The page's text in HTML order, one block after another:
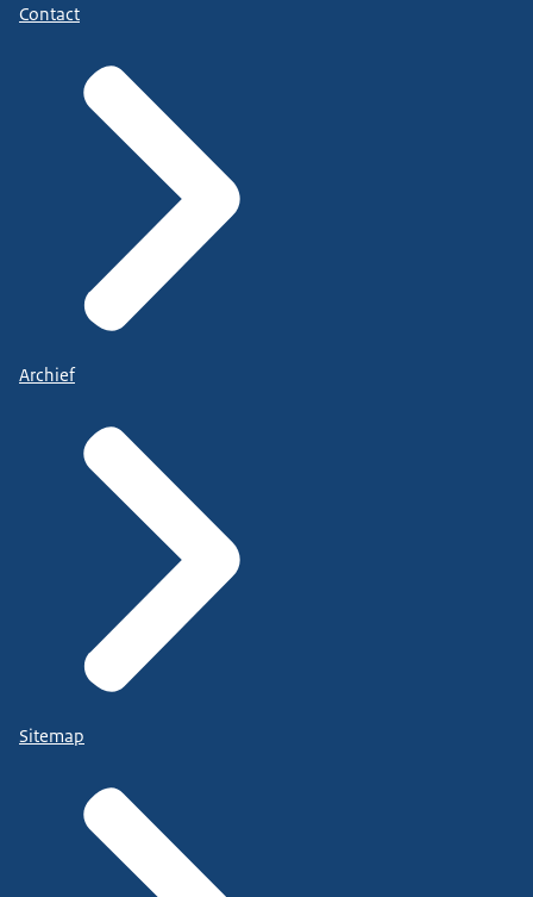
Contact
Archief
Sitemap